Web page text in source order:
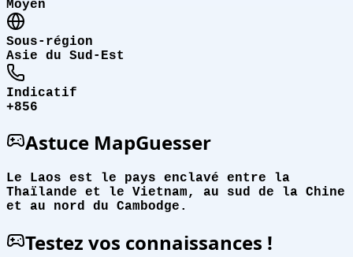
Moyen
Sous-région
Asie du Sud-Est
Indicatif
+856
Astuce MapGuesser
Le Laos est le pays enclavé entre la
Thaïlande et le Vietnam, au sud de la Chine
et au nord du Cambodge.
Testez vos connaissances !